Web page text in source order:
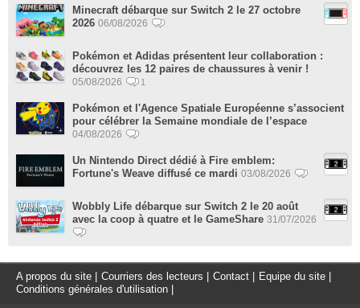
Minecraft débarque sur Switch 2 le 27 octobre
2026 06/08/2026
Pokémon et Adidas présentent leur collaboration :
découvrez les 12 paires de chaussures à venir !
05/08/2026 1
Pokémon et l'Agence Spatiale Européenne s’associent
pour célébrer la Semaine mondiale de l’espace
04/08/2026
Un Nintendo Direct dédié à Fire emblem:
Fortune's Weave diffusé ce mardi 03/08/2026
Wobbly Life débarque sur Switch 2 le 20 août
avec la coop à quatre et le GameShare 31/07/2026
A propos du site Courriers des lecteurs Contact Equipe du site
Conditions générales d'utilisation